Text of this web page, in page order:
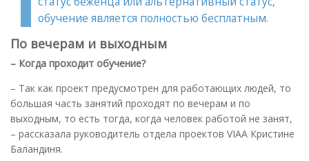
обучение является полностью бесплатным.
По вечерам и выходным
– Когда проходит обучение?
– Так как проект предусмотрен для работающих людей, то
большая часть занятий проходят по вечерам и по
выходным, то есть тогда, когда человек работой не занят,
– рассказала руководитель отдела проектов VIAA Кристине
Баландиня.